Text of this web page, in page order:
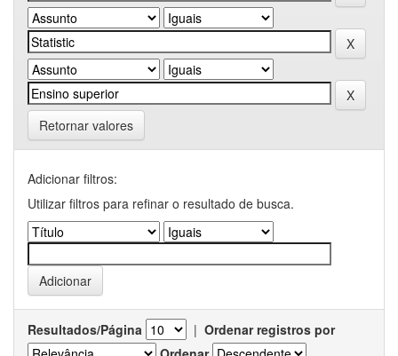
Retornar valores
Adicionar filtros:
Utilizar filtros para refinar o resultado de busca.
Resultados/Página | Ordenar registros por